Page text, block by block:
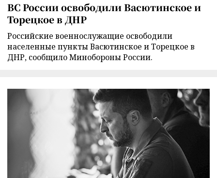
ВС России освободили Васютинское и
Торецкое в ДНР
Российские военнослужащие освободили
населенные пункты Васютинское и Торецкое в
ДНР, сообщило Минобороны России.